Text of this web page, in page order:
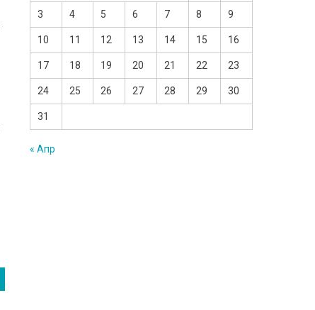
3 4 5 6 7 8 9
10 11 12 13 14 15 16
17 18 19 20 21 22 23
24 25 26 27 28 29 30
31
« Апр